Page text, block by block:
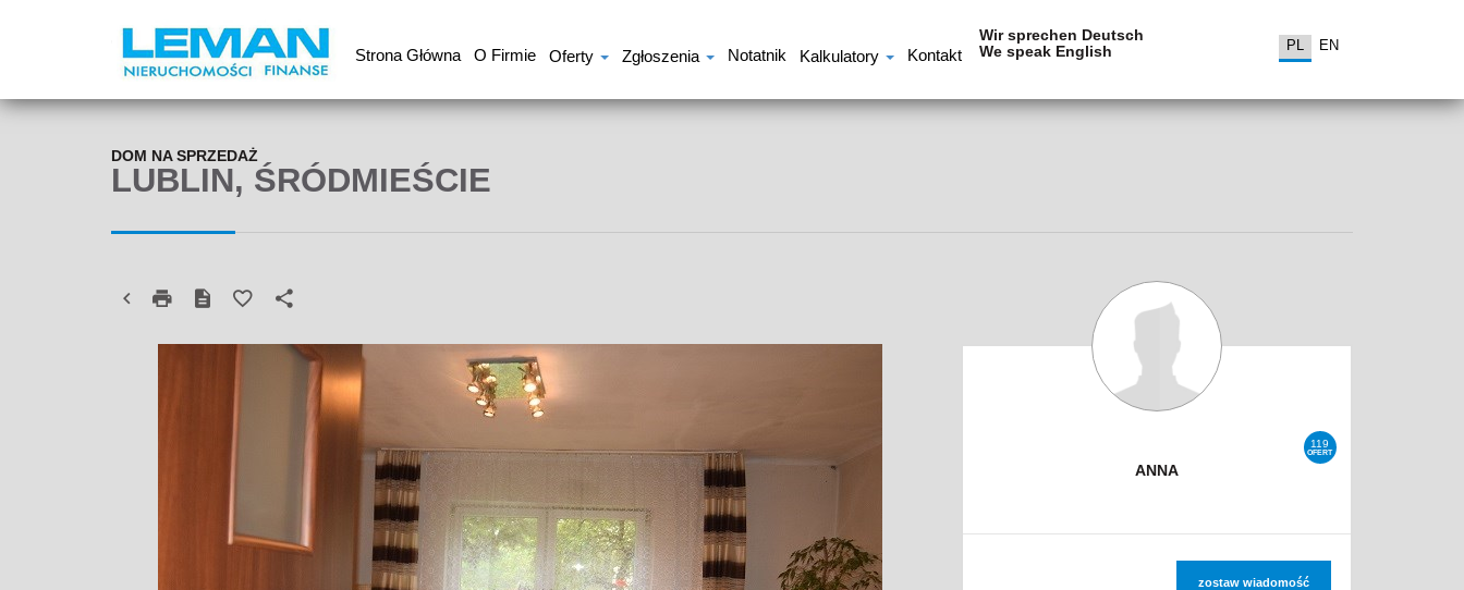
Strona Główna O Firmie Oferty Zgłoszenia Notatnik Kalkulatory Kontakt
Wir sprechen Deutsch
We speak English
PL EN
LUBLIN, ŚRÓDMIEŚCIE
DOM NA SPRZEDAŻ
119
OFERT
ANNA
zostaw wiadomość